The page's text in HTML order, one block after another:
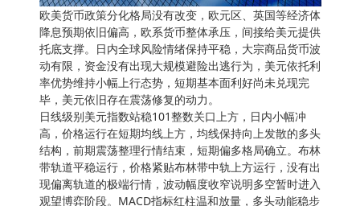
欧美货币政策分化格局没有改变，欧元区、英国等经济体
降息预期依旧偏高，欧系货币整体承压，间接给美元提供
托底支撑。日内全球风险情绪保持平稳，大宗商品货币波
动有限，资金没有出现大规模避险出逃行为，美元依托利
率优势维持小幅上行态势，短期基本面利好尚未兑现完
毕，美元依旧存在震荡修复的动力。
日线级别美元指数站稳101整数关口上方，日内小幅冲
高，价格运行在短期均线上方，均线保持向上发散的多头
结构，前期震荡整理行情结束，短期偏多格局确立。布林
带轨道平稳运行，价格紧贴布林带中轨上方运行，没有出
现偏离轨道的极端行情，波动幅度收窄说明多空暂时进入
观望博弈阶段。MACD指标红柱温和放量，多头动能稳步